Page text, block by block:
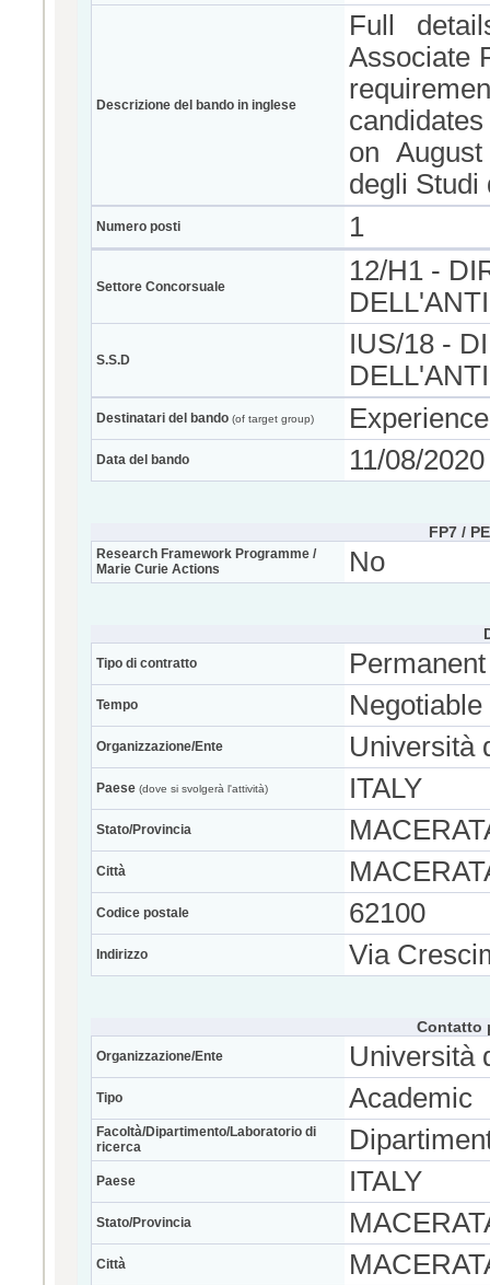
Descrizione del bando in inglese
Full
Associate
on
degli Studi
Numero posti 1
Settore Concorsuale
12/H1 -
S.S.D
IUS/18 -
Destinatari del bando (of target group)
Data del bando 11/08/2020
FP7 /
Research Framework Programme /
Marie Curie Actions
No
Tipo di contratto Permanent
Tempo Negotiable
Organizzazione/Ente Università
Paese (dove si svolgerà l'attività) ITALY
Stato/Provincia
Città
Codice postale 62100
Indirizzo Via
Contatto
Organizzazione/Ente Università
Tipo Academic
Facoltà/Dipartimento/Laboratorio di
ricerca
Paese ITALY
Stato/Provincia
Città